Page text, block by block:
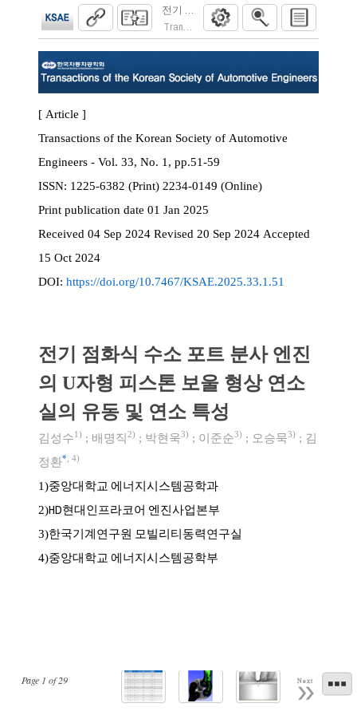
전기 점화식 수소 포트 분사 엔진의 U자형
Transactions of the Korean Society of
Page 1 of29 Next
[ Article ]
Transactions of the Korean Society of Automotive
Engineers - Vol. 33, No. 1, pp.51-59
ISSN:
1225-6382 (Print) 2234-0149 (Online)
Print publication date 01 Jan 2025
Received 04 Sep 2024 Revised 20 Sep 2024 Accepted
15 Oct 2024
DOI: https://doi.org/10.7467/KSAE.2025.33.1.51
전기 점화식 수소 포트 분사 엔진
의 U자형 피스톤 보울 형상 연소
실의 유동 및 연소 특성
김성수1) ; 배명직2) ; 박현욱3) ; 이준순3) ; 오승묵3) ; 김
정환* 4)
1)중앙대학교 에너지시스템공학과
2)HD현대인프라코어 엔진사업본부
3)한국기계연구원 모빌리티동력연구실
4)중앙대학교 에너지시스템공학부